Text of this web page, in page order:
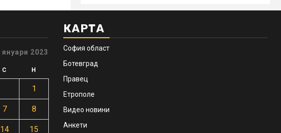
януари 2023
С Н
1
7 8
14 15
КАРТА
София област
Ботевград
Правец
Етрополе
Видео новини
Анкети